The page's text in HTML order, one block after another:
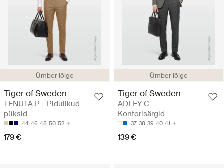
Ümber lõige
Tiger of Sweden
TENUTA P - Pidulikud
püksid
44 46 48 50 52
179 €
Ümber lõige
Tiger of Sweden
ADLEY C -
Kontorisärgid
37 38 39 40 41
139 €